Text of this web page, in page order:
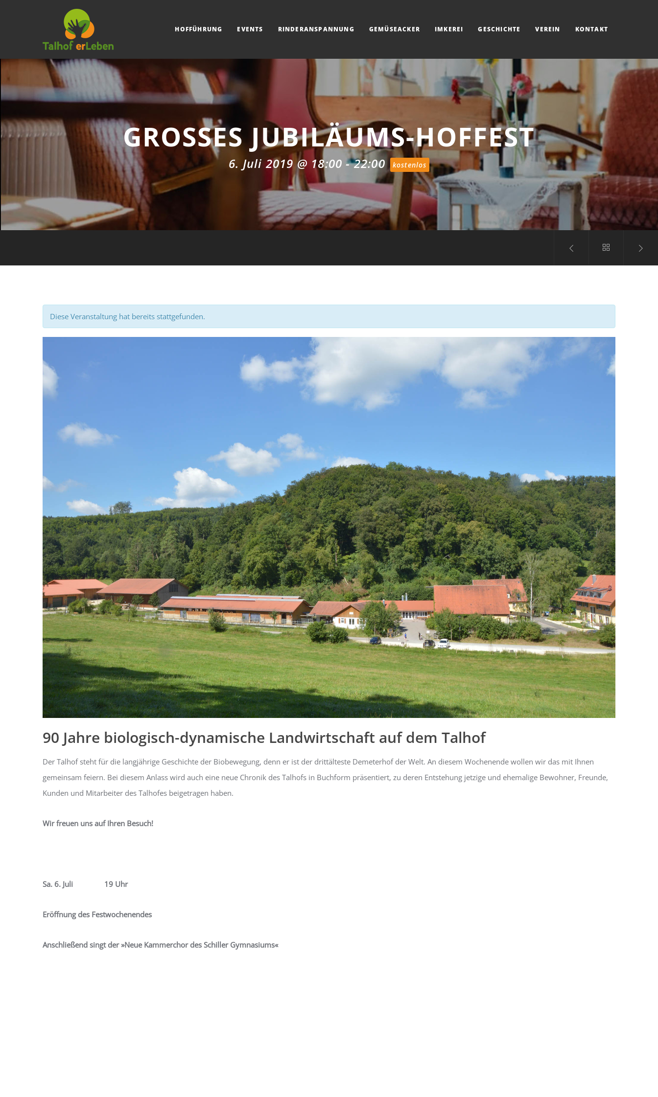
HOFFÜHRUNG EVENTS RINDERANSPANNUNG GEMÜSEACKER IMKEREI GESCHICHTE VEREIN KONTAKT
GROSSES JUBILÄUMS-HOFFEST
6. Juli 2019 @ 18:00 -22:00 kostenlos
Diese Veranstaltung hat bereits stattgefunden.
90 Jahre biologisch-dynamische Landwirtschaft auf dem Talhof
Der Talhof steht für die langjährige Geschichte der Biobewegung, denn er ist der drittälteste Demeterhof der Welt. An diesem Wochenende wollen wir das mit Ihnen
gemeinsam feiern. Bei diesem Anlass wird auch eine neue Chronik des Talhofs in Buchform präsentiert, zu deren Entstehung jetzige und ehemalige Bewohner, Freunde,
Kunden und Mitarbeiter des Talhofes beigetragen haben.
Wir freuen uns auf Ihren Besuch!
Sa. 6. Juli 19 Uhr
Eröffnung des Festwochenendes
Anschließend singt der»Neue Kammerchor des Schiller Gymnasiums«